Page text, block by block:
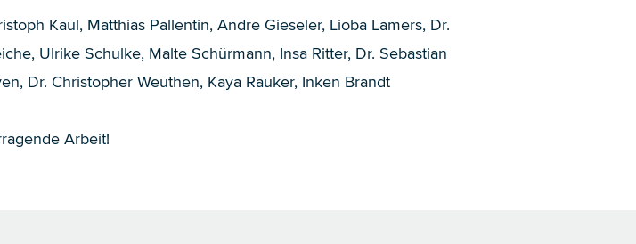
Kaul, Matthias Pallentin, Andre Gieseler, Lioba Lamers, Dr.
, Ulrike Schulke, Malte Schürmann, Insa Ritter, Dr. Sebastian
, Dr. Christopher Weuthen, Kaya Räuker, Inken Brandt
Arbeit!